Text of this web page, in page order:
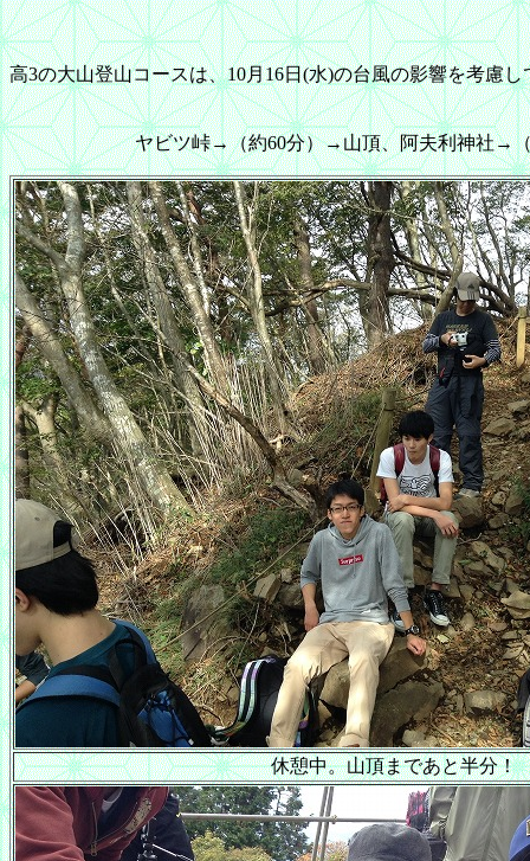
高3の大山登山コースは、10月16日(水)の台風の影響を考慮
ヤビツ峠→（約60分）→山頂、阿夫利神社→
休憩中。山頂まであと半分！